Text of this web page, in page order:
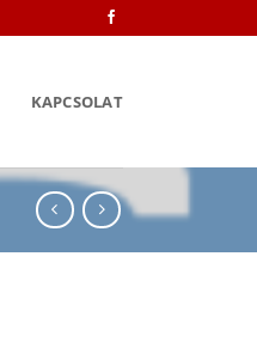
KAPCSOLAT